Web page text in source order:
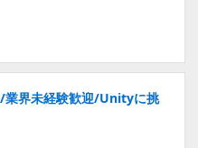
業界未経験歓迎/Unityに挑